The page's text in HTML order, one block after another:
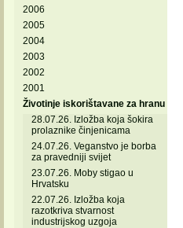
2006
2005
2004
2003
2002
2001
Životinje iskorištavane za hranu
28.07.26. Izložba koja šokira
prolaznike činjenicama
24.07.26. Veganstvo je borba
za pravedniji svijet
23.07.26. Moby stigao u
Hrvatsku
22.07.26. Izložba koja
razotkriva stvarnost
industrijskog uzgoja